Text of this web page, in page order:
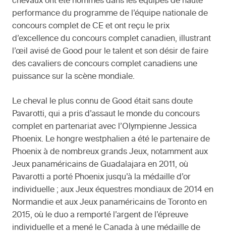
performance du programme de l’équipe nationale de
concours complet de CE et ont reçu le prix
d’excellence du concours complet canadien, illustrant
l’œil avisé de Good pour le talent et son désir de faire
des cavaliers de concours complet canadiens une
puissance sur la scène mondiale.
Le cheval le plus connu de Good était sans doute
Pavarotti, qui a pris d’assaut le monde du concours
complet en partenariat avec l’Olympienne Jessica
Phoenix. Le hongre westphalien a été le partenaire de
Phoenix à de nombreux grands Jeux, notamment aux
Jeux panaméricains de Guadalajara en 2011, où
Pavarotti a porté Phoenix jusqu’à la médaille d’or
individuelle ; aux Jeux équestres mondiaux de 2014 en
Normandie et aux Jeux panaméricains de Toronto en
2015, où le duo a remporté l’argent de l’épreuve
individuelle et a mené le Canada à une médaille de